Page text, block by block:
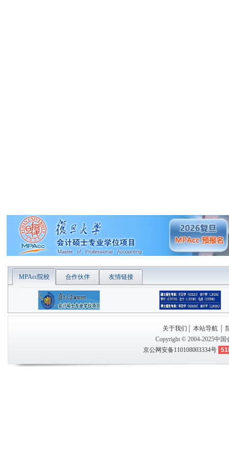
MPAcc院校 合作伙伴 友情链接
关于我们 本站导航│
Copyright © 2004-2025中国
京公网安备110108003334号